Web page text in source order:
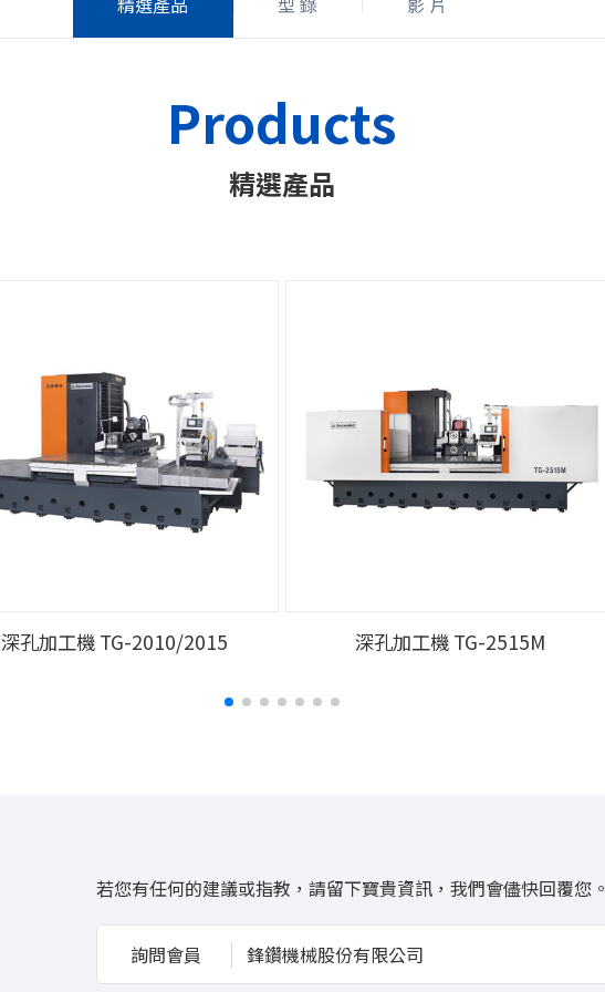
Products
精選產品
深孔加工機 TG-2010/2015 深孔加工機 TG-2515M
若您有任何的建議或指教，請留下寶貴資訊，我們會儘快回覆您。
詢問會員 鋒鑽機械股份有限公司